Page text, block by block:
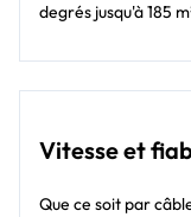
degrés jusqu'à 185
Vitesse et
Que ce soit par